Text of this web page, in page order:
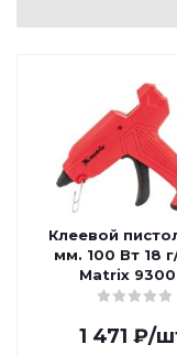
Клеевой
мм. 100 Вт 18
Matrix
1 471 ₽/